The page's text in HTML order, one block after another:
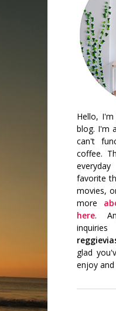
Hello,
blog. I'm
can't
coffee.
favorite
movies,
more
here.
glad
enjoy and